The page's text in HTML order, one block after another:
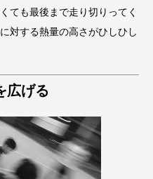
ても最後まで走り切りってく
対する熱量の高さがひしひし
広げる